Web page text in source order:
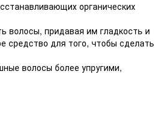
органических
волосы, придавая им гладкость и
средство для того, чтобы сделать
волосы более упругими,